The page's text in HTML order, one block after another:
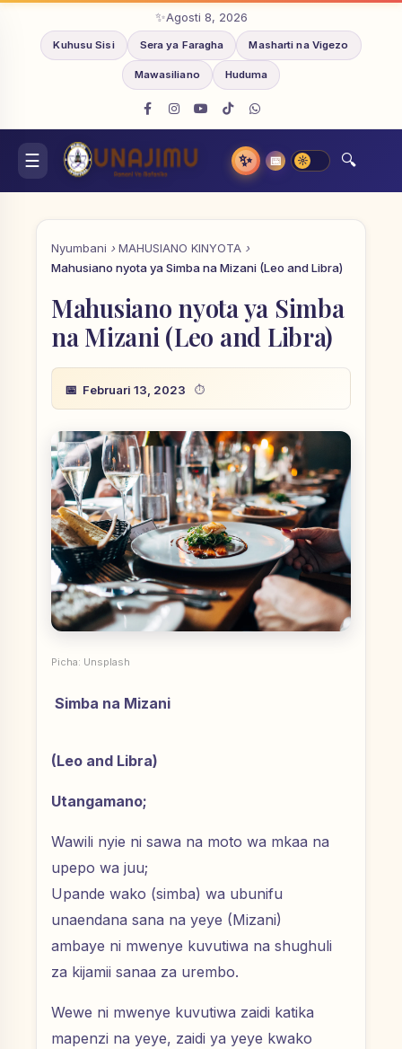
Agosti 8, 2026
Kuhusu Sisi Sera ya Faragha Masharti na Vigezo
Mawasiliano Huduma
✨ 📅
Nyumbani
MAHUSIANO KINYOTA
Mahusiano nyota ya Simba na Mizani (Leo and Libra)
Mahusiano nyota ya Simba
na Mizani (Leo and Libra)
Februari 13, 2023
Picha: Unsplash
Simba na Mizani
(Leo and Libra)
Utangamano;
Wawili nyie ni sawa na moto wa mkaa na
upepo wa juu;
Upande wako (simba) wa ubunifu
unaendana sana na yeye (Mizani)
ambaye ni mwenye kuvutiwa na shughuli
za kijamii sanaa za urembo.
Wewe ni mwenye kuvutiwa zaidi katika
mapenzi na yeye, zaidi ya yeye kwako